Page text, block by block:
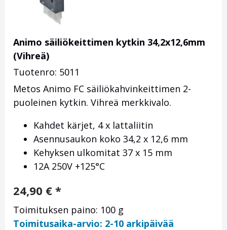
Animo säiliökeittimen kytkin 34,2x12,6mm
(Vihreä)
Tuotenro: 5011
Metos Animo FC säiliökahvinkeittimen 2-
puoleinen kytkin. Vihreä merkkivalo.
Kahdet kärjet, 4 x lattaliitin
Asennusaukon koko 34,2 x 12,6 mm
Kehyksen ulkomitat 37 x 15 mm
12A 250V +125°C
24,90 € *
Toimituksen paino: 100 g
Toimitusaika-arvio: 2-10 arkipäivää